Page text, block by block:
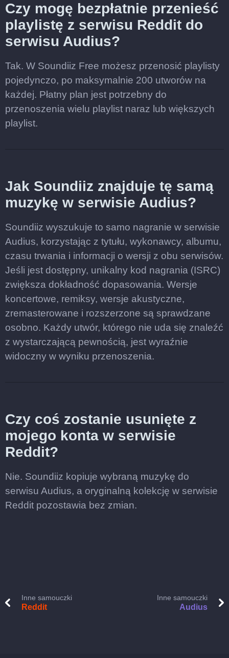
Czy mogę bezpłatnie przenieść
playlistę z serwisu Reddit do
serwisu Audius?
Tak. W Soundiiz Free możesz przenosić playlisty
pojedynczo, po maksymalnie 200 utworów na
każdej. Płatny plan jest potrzebny do
przenoszenia wielu playlist naraz lub większych
playlist.
Jak Soundiiz znajduje tę samą
muzykę w serwisie Audius?
Soundiiz wyszukuje to samo nagranie w serwisie
Audius, korzystając z tytułu, wykonawcy, albumu,
czasu trwania i informacji o wersji z obu serwisów.
Jeśli jest dostępny, unikalny kod nagrania (ISRC)
zwiększa dokładność dopasowania. Wersje
koncertowe, remiksy, wersje akustyczne,
zremasterowane i rozszerzone są sprawdzane
osobno. Każdy utwór, którego nie uda się znaleźć
z wystarczającą pewnością, jest wyraźnie
widoczny w wyniku przenoszenia.
Czy coś zostanie usunięte z
mojego konta w serwisie
Reddit?
Nie. Soundiiz kopiuje wybraną muzykę do
serwisu Audius, a oryginalną kolekcję w serwisie
Reddit pozostawia bez zmian.
Inne samouczki
Reddit
Inne samouczki
Audius